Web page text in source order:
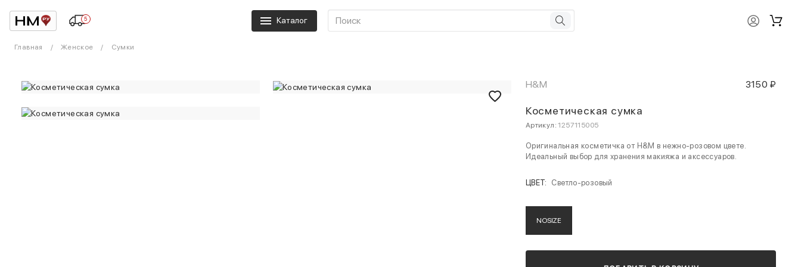
5 Каталог
Главная Женское Сумки
H&M 3150 ₽
Косметическая сумка
Артикул: 1257115005
Оригинальная косметичка от H&M в нежно-розовом цвете.
Идеальный выбор для хранения макияжа и аксессуаров.
ЦВЕТ: Светло-розовый
NOSIZE